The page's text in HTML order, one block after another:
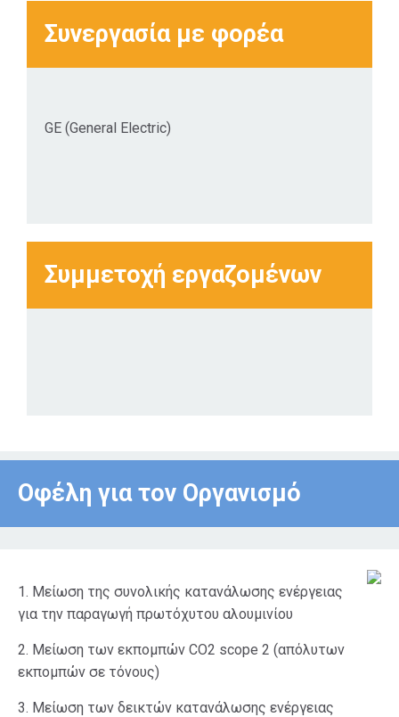
Συνεργασία με φορέα
GE (General Electric)
Συμμετοχή εργαζομένων
Οφέλη για τον Οργανισμό
1. Μείωση της συνολικής κατανάλωσης ενέργειας
για την παραγωγή πρωτόχυτου αλουμινίου
2. Μείωση των εκπομπών CO2 scope 2 (απόλυτων
εκπομπών σε τόνους)
3. Μείωση των δεικτών κατανάλωσης ενέργειας